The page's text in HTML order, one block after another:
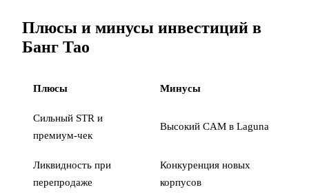
Плюсы и минусы инвестиций в
Банг Тао
Плюсы Минусы
Сильный STR и
премиум-чек
Высокий CAM в Laguna
Ликвидность при
перепродаже
Конкуренция новых
корпусов